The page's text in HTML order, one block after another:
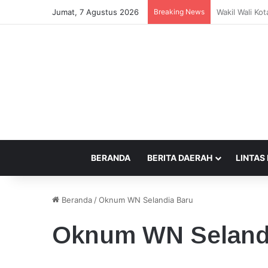
Jumat, 7 Agustus 2026 Breaking News Kepercayaan
BERANDA BERITA DAERAH LINTAS
Beranda /Oknum WN Selandia Baru
Oknum WN